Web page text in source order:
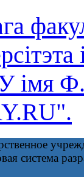
імя
система